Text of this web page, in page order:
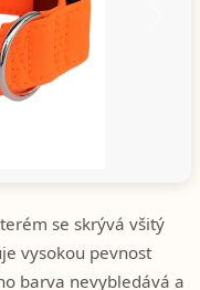
se skrývá všitý
vysokou pevnost
barva nevybledává a